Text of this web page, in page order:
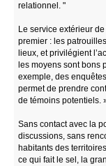
relationnel. "
Le service extérieur
premier : les
lieux, et privilégient
les moyens sont bons
exemple, des
permet de prendre
de témoins potentiels.
Sans contact avec la
discussions, sans
habitants des
ce qui fait le sel, la